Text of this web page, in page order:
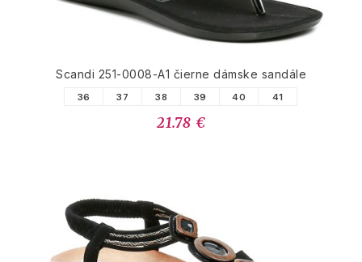
Scandi 251-0008-A1 čierne dámske sandále
36 37 38 39 40 41
21.78 €